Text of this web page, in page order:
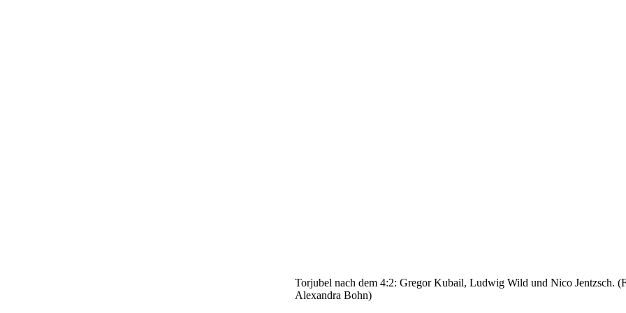
Torjubel nach dem 4:2: Gregor Kubail, Ludwig Wild und Nico Jentzsch.
Alexandra Bohn)